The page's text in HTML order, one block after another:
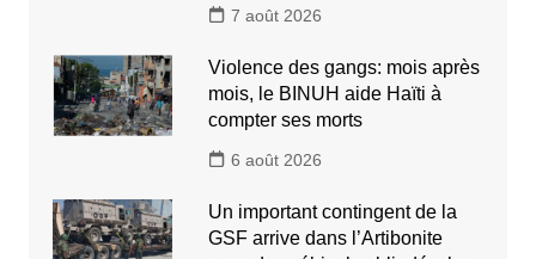
7 août 2026
Violence des gangs: mois après
mois, le BINUH aide Haïti à
compter ses morts
6 août 2026
Un important contingent de la
GSF arrive dans l’Artibonite